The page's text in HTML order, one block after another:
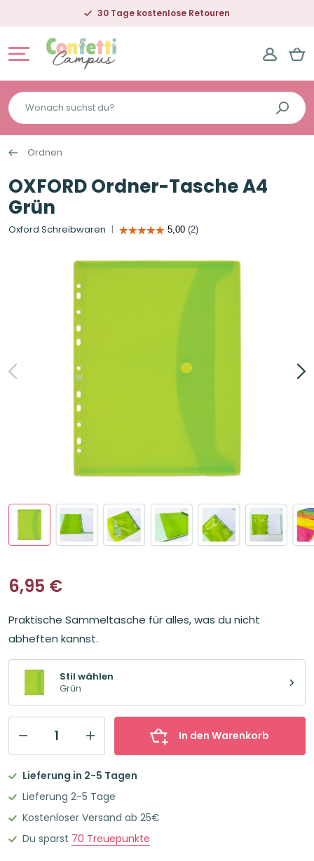
30 Tage kostenlose Retouren
Wonach
suchst
du?
Ordnen
OXFORD Ordner-Tasche A4
Grün
Oxford Schreibwaren
6,95 €
Praktische Sammeltasche für alles, was du nicht
abheften kannst.
Stil wählen
Grün
Tasche
A4
Grün
Menge
In den Warenkorb
Lieferung in 2-5 Tagen
Lieferung 2-5 Tage
Kostenloser Versand ab 25€
Du sparst 70 Treuepunkte